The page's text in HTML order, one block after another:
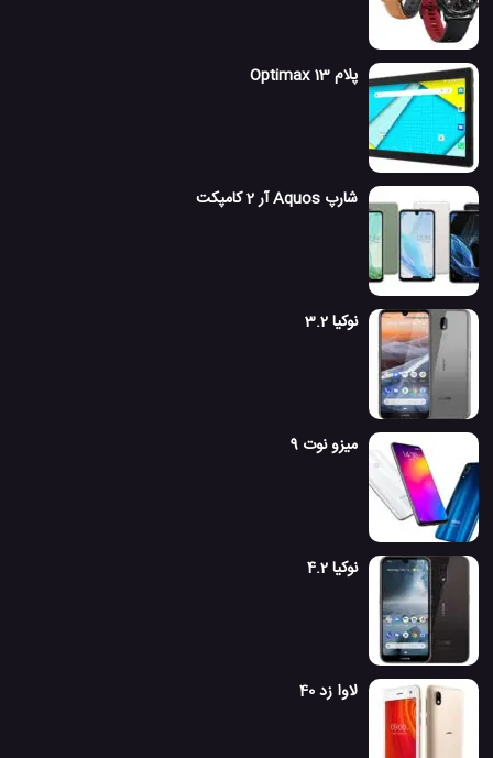
پلام Optimax 13
شارپ Aquos آر 2 کامپکت
نوکیا 3.2
میزو نوت 9
نوکیا 4.2
لاوا زد 40